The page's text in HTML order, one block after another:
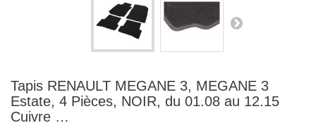
Tapis RENAULT MEGANE 3, MEGANE 3
Estate, 4 Pièces, NOIR, du 01.08 au 12.15
Cuivre …